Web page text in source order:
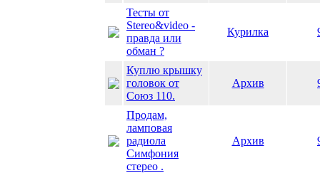
Тесты от
Stereo&video -
правда или
обман ?
Курилка
Куплю крышку
головок от
Союз 110.
Архив
Продам,
ламповая
радиола
Симфония
стерео .
Архив